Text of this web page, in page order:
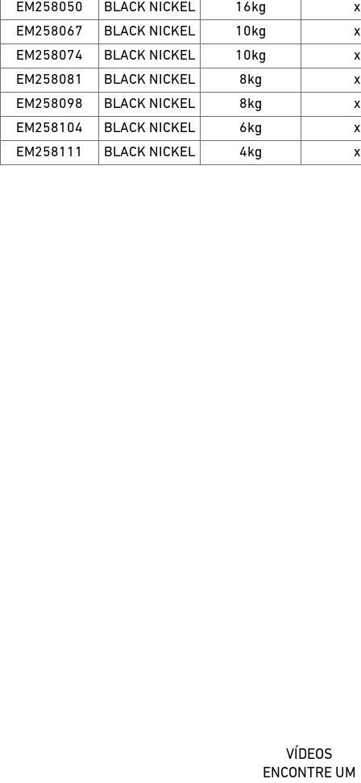
EM258050
BLACK NICKEL 16kg
EM258067
BLACK NICKEL 10kg
EM258074
BLACK NICKEL 10kg
EM258081
BLACK NICKEL 8kg
EM258098
BLACK NICKEL 8kg
EM258104
BLACK NICKEL 6kg
EM258111
BLACK NICKEL 4kg
VÍDEOS
ENCONTRE UM